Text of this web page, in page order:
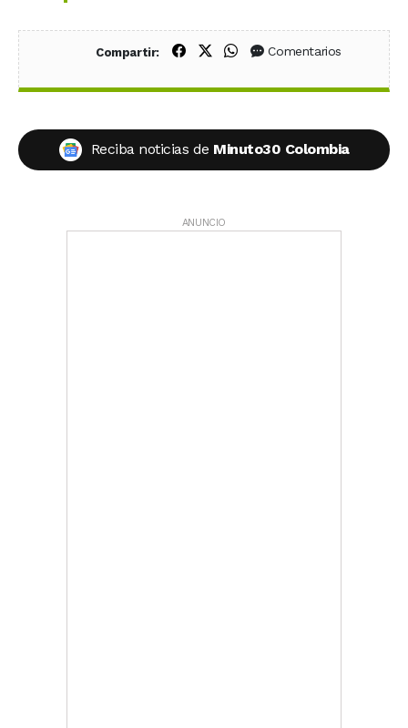
Compartir: Compartir en Facebook
Compartir en X (Twitter)
Compartir en WhatsApp
Comentarios
Reciba noticias de Minuto30 Colombia
ANUNCIO